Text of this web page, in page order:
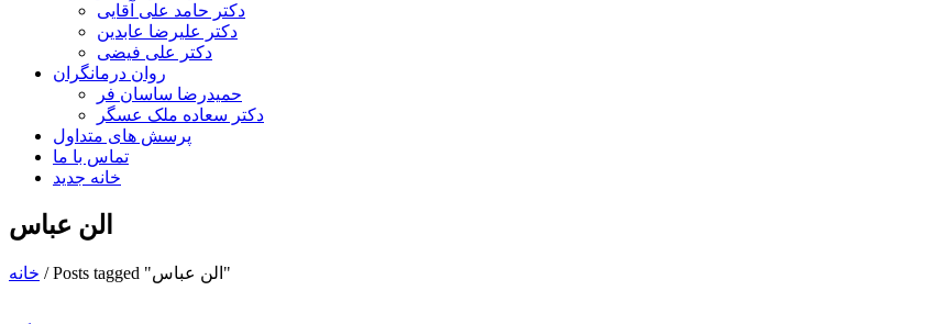
دکتر حامد علی آقایی
دکتر علیرضا عابدین
دکتر علی فیضی
روان درمانگران
حمیدرضا ساسان فر
دکتر سعاده ملک عسگر
پرسش های متداول
تماس با ما
خانه جدید
الن عباس
خانه / Posts tagged "الن عباس"